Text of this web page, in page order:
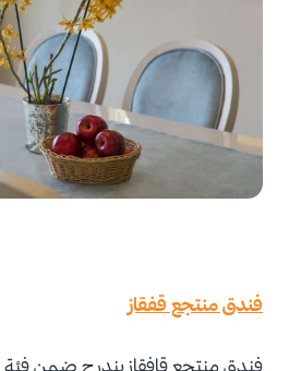
فندق منتجع قفقاز